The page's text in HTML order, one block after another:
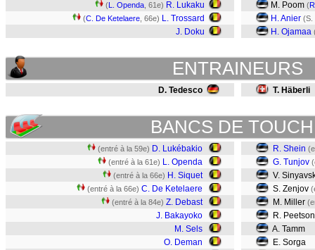
(L. Openda , 61e) R. Lukaku
(C. De Ketelaere , 66e) L. Trossard
J. Doku
M. Poom (
H. Anier (S.
H. Ojamaa
ENTRAINEURS
D. Tedesco T. Häberli
BANCS DE
(entré à la 59e) D. Lukébakio
(entré à la 61e) L. Openda
(entré à la 66e) H. Siquet
(entré à la 66e) C. De Ketelaere
(entré à la 84e) Z. Debast
J. Bakayoko
M. Sels
O. Deman
R. Shein
G. Tunjov
V.
S. Zenjov
M. Miller
R. Peetson
A. Tamm
E. Sorga